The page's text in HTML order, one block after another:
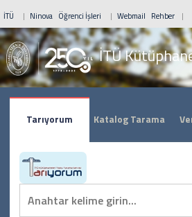
İTÜ Ninova Öğrenci İşleri Webmail Rehber
İTÜ
Tarıyorum Katalog Tarama